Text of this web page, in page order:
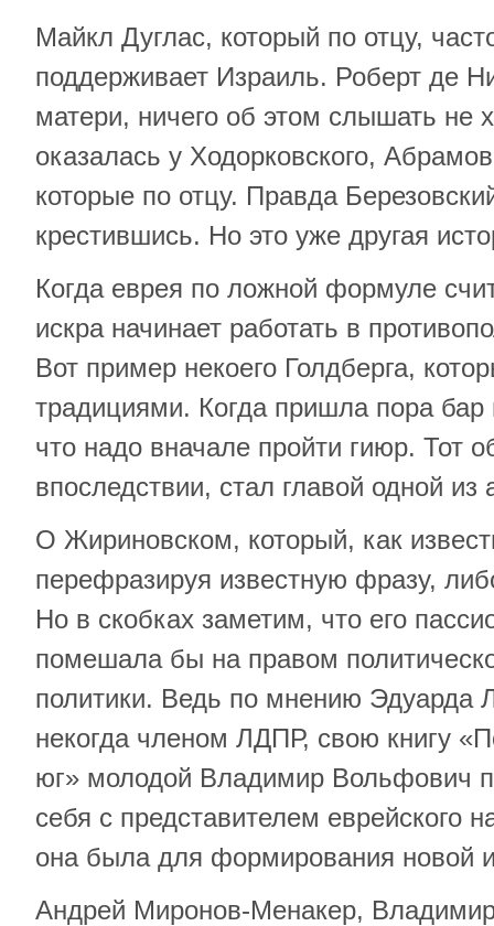
Майкл Дуглас, который по отцу,
поддерживает Израиль. Роберт де
матери, ничего об этом слышать не
оказалась у Ходорковского,
которые по отцу. Правда
крестившись. Но это уже другая
Когда еврея по ложной формуле
искра начинает работать в
Вот пример некоего Голдберга,
традициями. Когда пришла пора
что надо вначале пройти гиюр. Тот
впоследствии, стал главой одной из
О Жириновском, который, как
перефразируя известную фразу,
Но в скобках заметим, что его
помешала бы на правом
политики. Ведь по мнению Эдуарда
некогда членом ЛДПР, свою книгу
юг» молодой Владимир Вольфович
себя с представителем еврейского
она была для формирования новой
Андрей Миронов-Менакер,